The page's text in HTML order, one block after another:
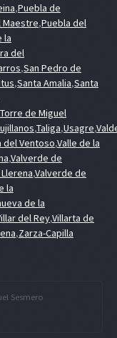
,Puebla de
Maestre,Puebla del
la
del
,San Pedro de
,Santa Amalia,Santa
Torre de Miguel
,Taliga,Usagre,
del Ventoso,Valle de la
,Valverde de
,Valverde de
la
de la
del Rey,Villarta de
,Zarza-Capilla
Sesmero